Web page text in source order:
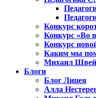
Конкурс
Конкурс «Во
Конкурс
Каким мы
Михаил
Блоги
Блог Лицея
Алла